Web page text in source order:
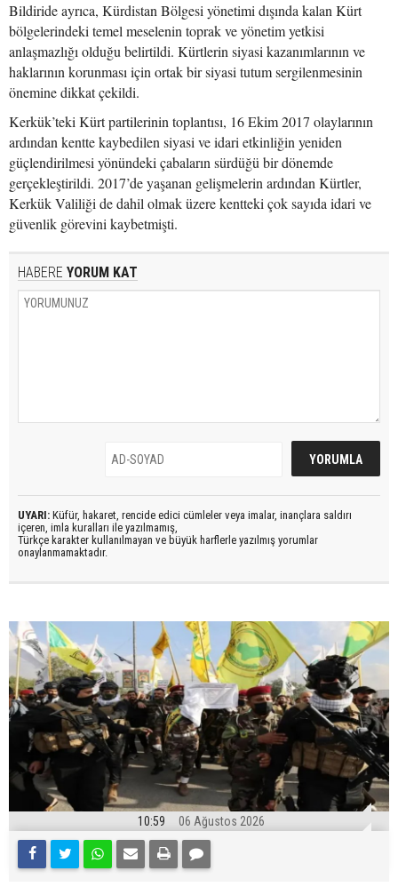
Bildiride ayrıca, Kürdistan Bölgesi yönetimi dışında kalan Kürt
bölgelerindeki temel meselenin toprak ve yönetim yetkisi
anlaşmazlığı olduğu belirtildi. Kürtlerin siyasi kazanımlarının ve
haklarının korunması için ortak bir siyasi tutum sergilenmesinin
önemine dikkat çekildi.
Kerkük’teki Kürt partilerinin toplantısı, 16 Ekim 2017 olaylarının
ardından kentte kaybedilen siyasi ve idari etkinliğin yeniden
güçlendirilmesi yönündeki çabaların sürdüğü bir dönemde
gerçekleştirildi. 2017’de yaşanan gelişmelerin ardından Kürtler,
Kerkük Valiliği de dahil olmak üzere kentteki çok sayıda idari ve
güvenlik görevini kaybetmişti.
HABERE YORUM KAT
UYARI: Küfür, hakaret, rencide edici cümleler veya imalar, inançlara saldırı
içeren, imla kuralları ile yazılmamış,
Türkçe karakter kullanılmayan ve büyük harflerle yazılmış yorumlar
onaylanmamaktadır.
10:59 06 Ağustos 2026